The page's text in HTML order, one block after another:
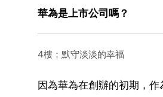
華為是上市公司嗎？
4樓：默守淡淡的幸福
因為華為在創辦的初期，